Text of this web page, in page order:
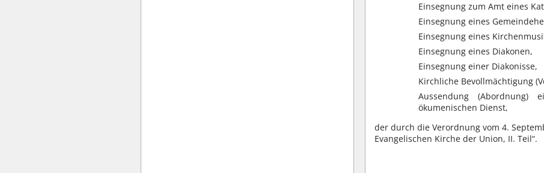
Einsegnung zum Amt eines
Einsegnung eines
Einsegnung eines
Einsegnung eines Diakonen,
Einsegnung einer Diakonisse,
Kirchliche Bevollmächtigung
Aussendung
ökumenischen Dienst,
der durch die Verordnung vom 4.
Evangelischen Kirche der Union, II. Teil“.